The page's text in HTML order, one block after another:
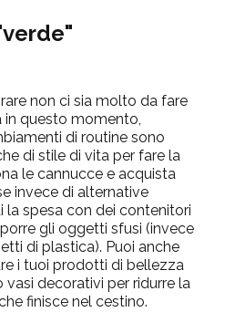
non ci sia molto da fare
in questo momento,
di routine sono
di stile di vita per fare la
le cannucce e acquista
invece di alternative
la spesa con dei contenitori
gli oggetti sfusi (invece
di plastica). Puoi anche
i tuoi prodotti di bellezza
decorativi per ridurre la
finisce nel cestino.